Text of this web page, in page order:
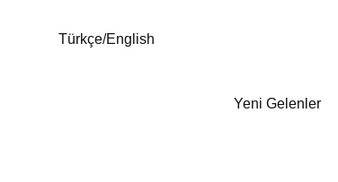
Türkçe/English
Yeni Gelenler